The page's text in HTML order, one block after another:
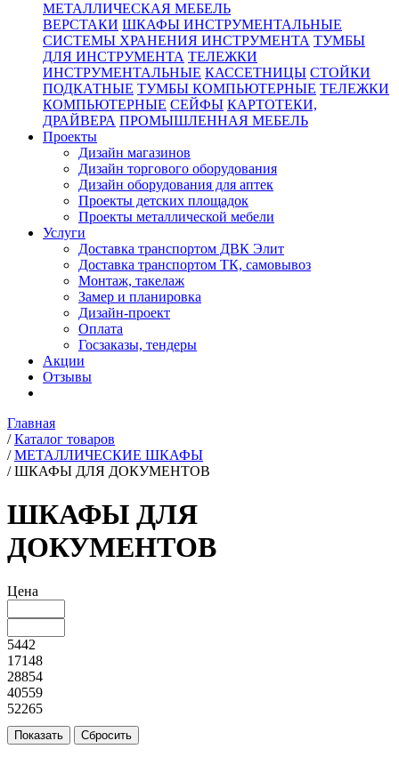
МЕТАЛЛИЧЕСКАЯ МЕБЕЛЬ
ВЕРСТАКИ ШКАФЫ ИНСТРУМЕНТАЛЬНЫЕ
СИСТЕМЫ ХРАНЕНИЯ ИНСТРУМЕНТА ТУМБЫ
ДЛЯ ИНСТРУМЕНТА ТЕЛЕЖКИ
ИНСТРУМЕНТАЛЬНЫЕ КАССЕТНИЦЫ СТОЙКИ
ПОДКАТНЫЕ ТУМБЫ КОМПЬЮТЕРНЫЕ ТЕЛЕЖКИ
КОМПЬЮТЕРНЫЕ СЕЙФЫ КАРТОТЕКИ,
ДРАЙВЕРА ПРОМЫШЛЕННАЯ МЕБЕЛЬ
Проекты
Дизайн магазинов
Дизайн торгового оборудования
Дизайн оборудования для аптек
Проекты детских площадок
Проекты металлической мебели
Услуги
Доставка транспортом ДВК Элит
Доставка транспортом ТК, самовывоз
Монтаж, такелаж
Замер и планировка
Дизайн-проект
Оплата
Госзаказы, тендеры
Акции
Отзывы
Главная
/ Каталог товаров
/ МЕТАЛЛИЧЕСКИЕ ШКАФЫ
/ ШКАФЫ ДЛЯ ДОКУМЕНТОВ
ШКАФЫ ДЛЯ
ДОКУМЕНТОВ
Цена
5442
17148
28854
40559
52265